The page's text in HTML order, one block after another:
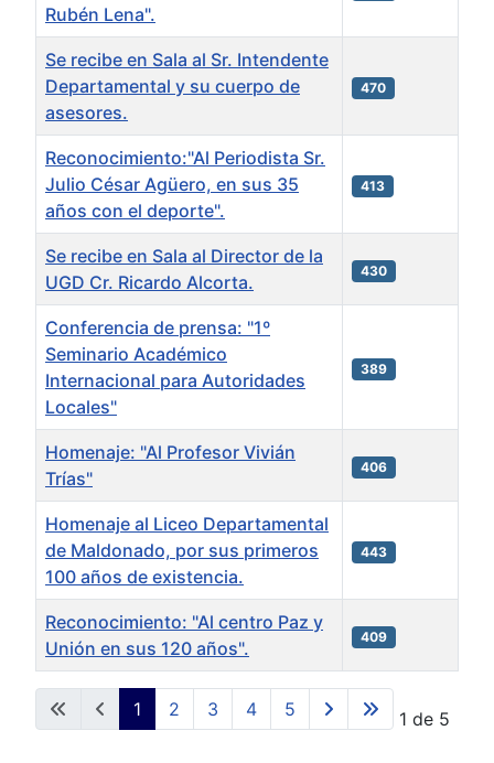
Artículos
Rubén Lena".
Se recibe en Sala al Sr. Intendente
Departamental y su cuerpo de
asesores.
470
Reconocimiento:"Al Periodista Sr.
Julio César Agüero, en sus 35
años con el deporte".
413
Se recibe en Sala al Director de la
UGD Cr. Ricardo Alcorta.
430
Conferencia de prensa: "1º
Seminario Académico
Internacional para Autoridades
Locales"
389
Homenaje: "Al Profesor Vivián
Trías"
406
Homenaje al Liceo Departamental
de Maldonado, por sus primeros
100 años de existencia.
443
Reconocimiento: "Al centro Paz y
Unión en sus 120 años".
409
Página 1 de 5
1 2 3 4 5